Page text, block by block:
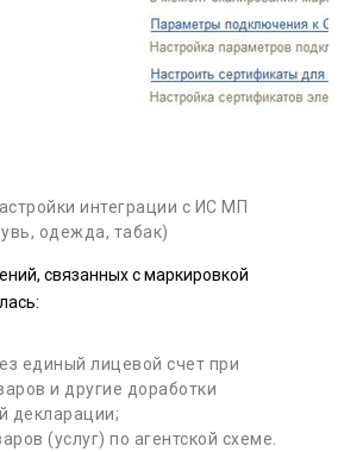
интеграции с ИС МП
одежда, табак)
связанных с маркировкой
единый лицевой счет при
и другие доработки
декларации;
(услуг) по агентской схеме.